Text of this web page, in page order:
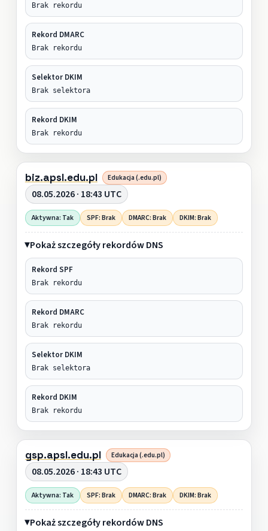
Brak rekordu
Rekord DMARC
Brak rekordu
Selektor DKIM
Brak selektora
Rekord DKIM
Brak rekordu
biz.apsl.edu.pl Edukacja (.edu.pl)
08.05.2026 · 18:43 UTC
Aktywna: Tak SPF: Brak DMARC: Brak DKIM: Brak
Pokaż szczegóły rekordów DNS
Rekord SPF
Brak rekordu
Rekord DMARC
Brak rekordu
Selektor DKIM
Brak selektora
Rekord DKIM
Brak rekordu
gsp.apsl.edu.pl Edukacja (.edu.pl)
08.05.2026 · 18:43 UTC
Aktywna: Tak SPF: Brak DMARC: Brak DKIM: Brak
Pokaż szczegóły rekordów DNS